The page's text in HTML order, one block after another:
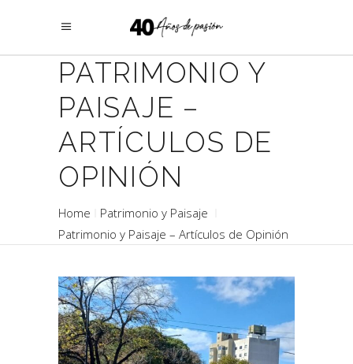
PATRIMONIO Y
PAISAJE –
ARTÍCULOS DE
OPINIÓN
Home
Patrimonio y Paisaje
Patrimonio y Paisaje – Artículos de Opinión